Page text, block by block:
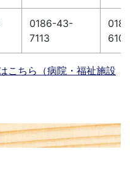
0186-43-
7113
6100
こちら（病院・福祉施設